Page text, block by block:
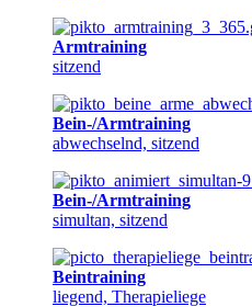
Armtraining
sitzend
Bein-/Armtraining
abwechselnd, sitzend
Bein-/Armtraining
simultan, sitzend
Beintraining
liegend, Therapieliege